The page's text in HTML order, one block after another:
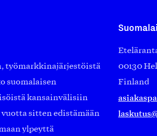
työmarkkinajärjestöistä
suomalaisen
kansainvälisiin
sitten edistämään
ylpeyttä
00130
Finland